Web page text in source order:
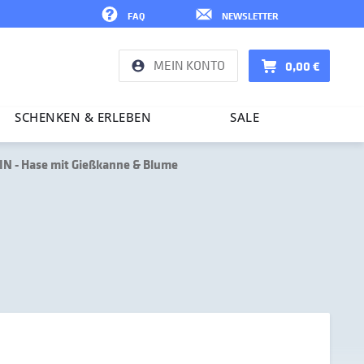
NEWSLETTER
FAQ
MEIN KONTO 0,00 €
SCHENKEN & ERLEBEN SALE
- Hase mit Gießkanne & Blume